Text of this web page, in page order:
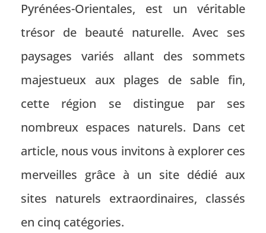
Pyrénées-Orientales, est un véritable
trésor de beauté naturelle. Avec ses
paysages variés allant des sommets
majestueux aux plages de sable fin,
cette région se distingue par ses
nombreux espaces naturels. Dans cet
article, nous vous invitons à explorer ces
merveilles grâce à un site dédié aux
sites naturels extraordinaires, classés
en cinq catégories.